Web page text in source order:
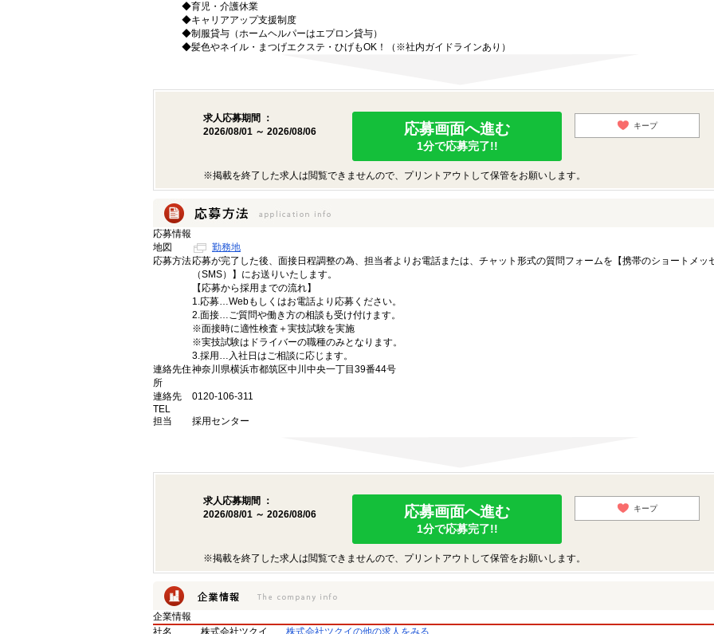
◆育児・介護休業
◆キャリアアップ支援制度
◆制服貸与（ホームヘルパーはエプロン貸与）
◆髪色やネイル・まつげエクステ・ひげもOK！（※社内ガイドラインあり）
求人応募期間 ：
2026/08/01 ～ 2026/08/06
応募画面へ進む
1分で応募完了!!
キープ
※掲載を終了した求人は閲覧できませんので、プリントアウトして保管をお願いします。
応募情報
地図
勤務地
応募方法応募が完了した後、面接日程調整の為、担当者よりお電話または、チャット形式の質問フォームを【携帯のショートメッ
（SMS）】にお送りいたします。
【応募から採用までの流れ】
1.応募…Webもしくはお電話より応募ください。
2.面接…ご質問や働き方の相談も受け付けます。
※面接時に適性検査＋実技試験を実施
※実技試験はドライバーの職種のみとなります。
3.採用…入社日はご相談に応じます。
連絡先住
所
神奈川県横浜市都筑区中川中央一丁目39番44号
連絡先
TEL
0120-106-311
担当 採用センター
求人応募期間 ：
2026/08/01 ～ 2026/08/06
応募画面へ進む
1分で応募完了!!
キープ
※掲載を終了した求人は閲覧できませんので、プリントアウトして保管をお願いします。
企業情報
社名
株式会社ツクイ
株式会社ツクイの他の求人をみる